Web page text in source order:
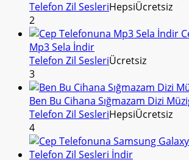
Telefon Zil SesleriHepsiÜcretsiz
2
Mp3 Sela İndir
Telefon Zil SesleriÜcretsiz
3
Ben Bu Cihana Sığmazam Dizi
Telefon Zil SesleriHepsiÜcretsiz
4